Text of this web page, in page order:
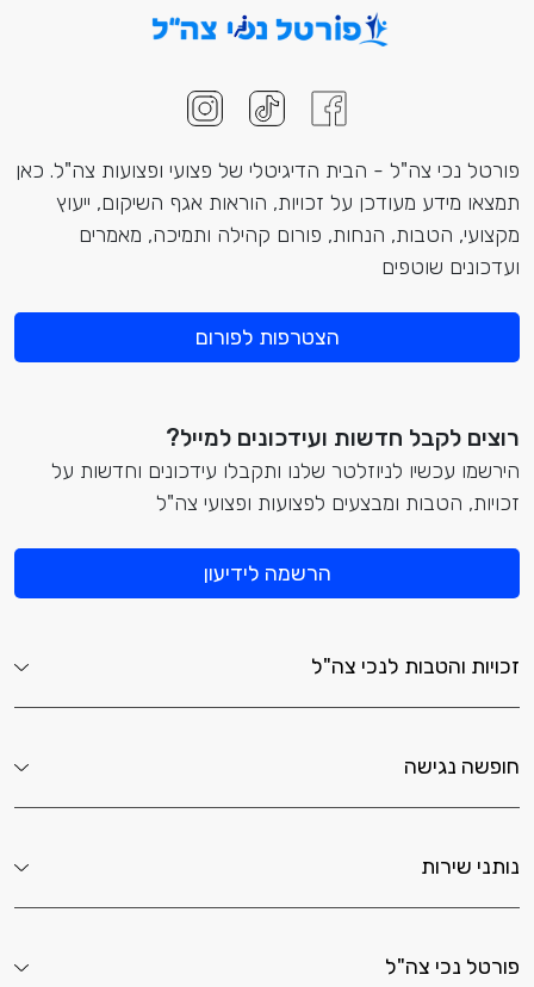
פורטל נכי צה"ל - הבית הדיגיטלי של פצועי ופצועות צה"ל. כאן
תמצאו מידע מעודכן על זכויות, הוראות אגף השיקום, ייעוץ
מקצועי, הטבות, הנחות, פורום קהילה ותמיכה, מאמרים
ועדכונים שוטפים
הצטרפות לפורום
רוצים לקבל חדשות ועידכונים למייל?
הירשמו עכשיו לניוזלטר שלנו ותקבלו עידכונים וחדשות על
זכויות, הטבות ומבצעים לפצועות ופצועי צה"ל
הרשמה לידיעון
זכויות והטבות לנכי צה"ל
חופשה נגישה
נותני שירות
פורטל נכי צה"ל